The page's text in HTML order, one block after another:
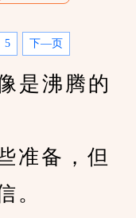
5 下—页
沸腾的
备，但
。